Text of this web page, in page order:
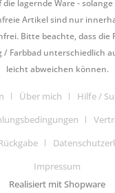
die lagernde Ware -
Artikel sind nur
Bitte beachte, dass die
Farbbad unterschiedlich
leicht abweichen können.
Über mich Hilfe /
Impressum
Realisiert mit Shopware